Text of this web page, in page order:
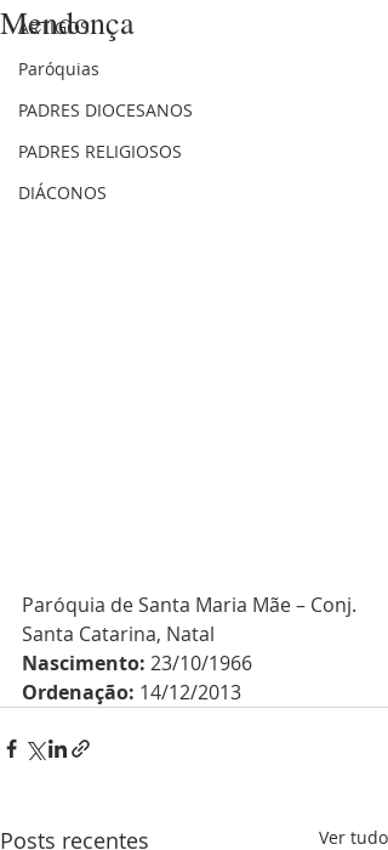
ARTIGOS
Paróquias
PADRES DIOCESANOS
PADRES RELIGIOSOS
DIÁCONOS
Mendonça
Paróquia de Santa Maria Mãe – Conj.
Santa Catarina, Natal
Nascimento: 23/10/1966
Ordenação: 14/12/2013
Posts recentes Ver tudo